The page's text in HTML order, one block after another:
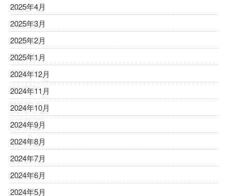
2025年4月
2025年3月
2025年2月
2025年1月
2024年12月
2024年11月
2024年10月
2024年9月
2024年8月
2024年7月
2024年6月
2024年5月